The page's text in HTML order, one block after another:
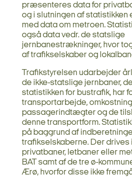
præsenteres data for
og i slutningen af statistikken
med data om metroen.
også data vedr. de statslige
jernbanestrækninger, hvor
af trafikselskaber og
Trafikstyrelsen udarbejder
de ikke-statslige jernbaner,
statistikken for bustrafik, har
transportarbejde,
passagerindtægter og de
denne transportform.
på baggrund af
trafikselskaberne. Der drives
privatbaner, letbaner eller
BAT samt af de tre ø-
Ærø, hvorfor disse ikke